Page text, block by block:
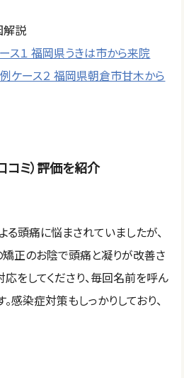
解説
ス１ 福岡県うきは市から来院
ケース２ 福岡県朝倉市甘木から
コミ）評価を紹介
頭痛に悩まされていましたが、
正のお陰で頭痛と凝りが改善さ
をしてくださり、毎回名前を呼ん
感染症対策もしっかりしており、